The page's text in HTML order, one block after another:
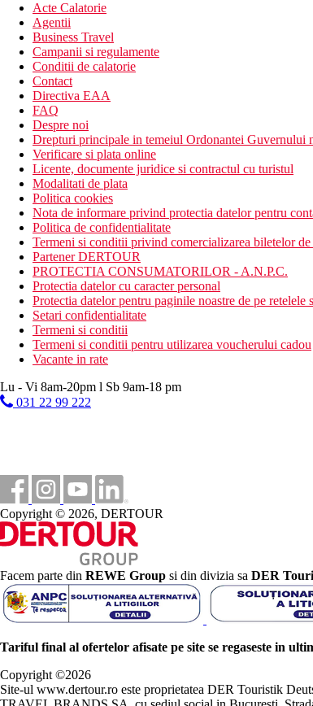
Acte Calatorie
Agentii
Business Travel
Campanii si regulamente
Conditii de calatorie
Contact
Directiva EAA
FAQ
Despre noi
Drepturi principale in temeiul Ordonantei Guvernului
Verificare si plata online
Licente, documente juridice si contractul cu turistul
Modalitati de plata
Politica cookies
Nota de informare privind protectia datelor pentru
Politica de confidentialitate
Termeni si conditii privind comercializarea biletelor
Partener DERTOUR
PROTECTIA CONSUMATORILOR - A.N.P.C.
Protectia datelor cu caracter personal
Protectia datelor pentru paginile noastre de pe retelele
Setari confidentialitate
Termeni si conditii
Termeni si conditii pentru utilizarea voucherului cadou
Vacante in rate
Lu - Vi 8am-20pm l Sb 9am-18 pm
031 22 99 222
Copyright © 2026, DERTOUR
Facem parte din REWE Group si din divizia sa DER
Tariful final al ofertelor afisate pe site se regaseste in
Copyright ©2026
Site-ul www.dertour.ro este proprietatea DER Touristik